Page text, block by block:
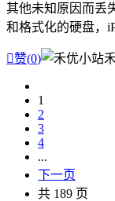
其他未知原因而丢
和格式化的硬盘，
赞(0)
1
2
3
4
...
下一页
共 189 页